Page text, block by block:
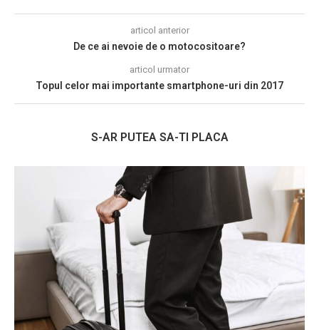
articol anterior
De ce ai nevoie de o motocositoare?
articol urmator
Topul celor mai importante smartphone-uri din 2017
S-AR PUTEA SA-TI PLACA